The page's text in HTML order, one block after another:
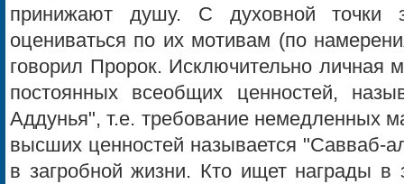
принижают душу. С духовной точки
оцениваться по их мотивам (по
говорил Пророк. Исключительно личная
постоянных всеобщих ценностей,
Аддунья", т.е. требование немедленных
высших ценностей называется "Савваб-
в загробной жизни. Кто ищет награды в